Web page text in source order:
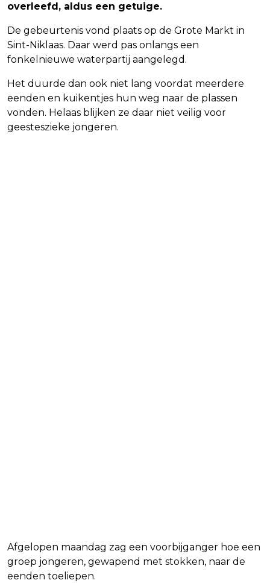
overleefd, aldus een getuige.
De gebeurtenis vond plaats op de Grote Markt in
Sint-Niklaas. Daar werd pas onlangs een
fonkelnieuwe waterpartij aangelegd.
Het duurde dan ook niet lang voordat meerdere
eenden en kuikentjes hun weg naar de plassen
vonden. Helaas blijken ze daar niet veilig voor
geesteszieke jongeren.
Afgelopen maandag zag een voorbijganger hoe een
groep jongeren, gewapend met stokken, naar de
eenden toeliepen.